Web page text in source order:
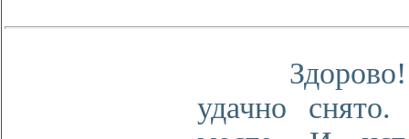
Здорово!
удачно